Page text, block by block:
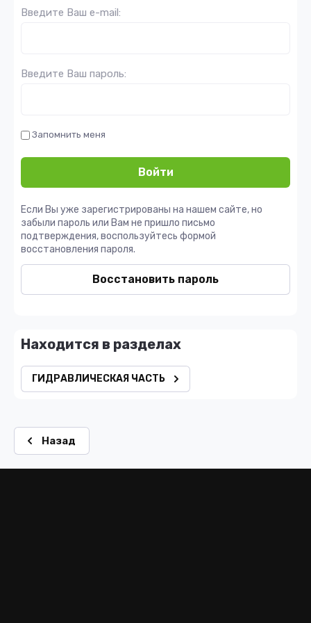
Введите Ваш e-mail:
Введите Ваш пароль:
Запомнить меня
Войти
Если Вы уже зарегистрированы на нашем сайте, но
забыли пароль или Вам не пришло письмо
подтверждения, воспользуйтесь формой
восстановления пароля.
Восстановить пароль
Находится в разделах
ГИДРАВЛИЧЕСКАЯ ЧАСТЬ
Назад